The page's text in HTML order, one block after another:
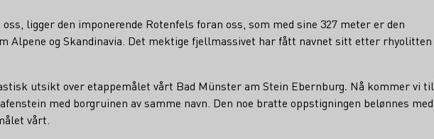
ligger den imponerende Rotenfels foran oss, som med sine 327 meter er den
Alpene og Skandinavia. Det mektige fjellmassivet har fått navnet sitt etter rhyolitten
utsikt over etappemålet vårt Bad Münster am Stein Ebernburg. Nå kommer vi til
med borgruinen av samme navn. Den noe bratte oppstigningen belønnes med
vårt.